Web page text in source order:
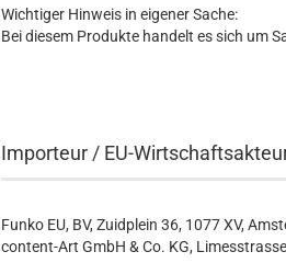
Wichtiger Hinweis in eigener Sache:
Bei diesem Produkte handelt es sich um
Importeur / EU-
Funko EU, BV, Zuidplein 36, 1077 XV,
content-Art GmbH & Co. KG,